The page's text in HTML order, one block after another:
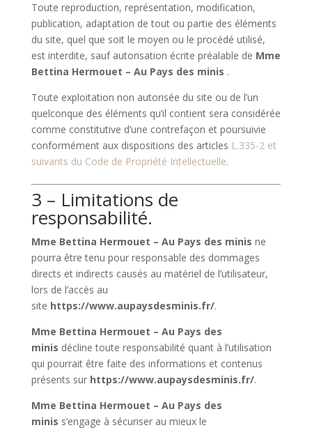
Toute reproduction, représentation, modification,
publication, adaptation de tout ou partie des éléments
du site, quel que soit le moyen ou le procédé utilisé,
est interdite, sauf autorisation écrite préalable de Mme
Bettina Hermouet – Au Pays des minis .
Toute exploitation non autorisée du site ou de l’un
quelconque des éléments qu’il contient sera considérée
comme constitutive d’une contrefaçon et poursuivie
conformément aux dispositions des articles L.335-2 et
suivants du Code de Propriété Intellectuelle.
3 – Limitations de
responsabilité.
Mme Bettina Hermouet – Au Pays des minis ne
pourra être tenu pour responsable des dommages
directs et indirects causés au matériel de l’utilisateur,
lors de l’accès au
site https://www.aupaysdesminis.fr/.
Mme Bettina Hermouet – Au Pays des
minis décline toute responsabilité quant à l’utilisation
qui pourrait être faite des informations et contenus
présents sur https://www.aupaysdesminis.fr/.
Mme Bettina Hermouet – Au Pays des
minis s’engage à sécuriser au mieux le